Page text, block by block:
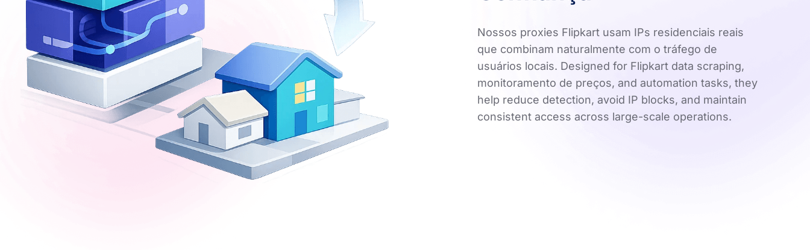
Nossos proxies Flipkart usam IPs residenciais reais
que combinam naturalmente com o tráfego de
usuários locais. Designed for Flipkart data scraping,
monitoramento de preços, and automation tasks, they
help reduce detection, avoid IP blocks, and maintain
consistent access across large-scale operations.